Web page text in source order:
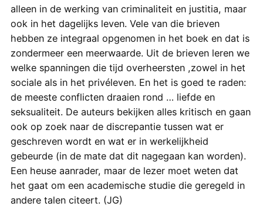
alleen in de werking van criminaliteit en justitia, maar
ook in het dagelijks leven. Vele van die brieven
hebben ze integraal opgenomen in het boek en dat is
zondermeer een meerwaarde. Uit de brieven leren we
welke spanningen die tijd overheersten ,zowel in het
sociale als in het privéleven. En het is goed te raden:
de meeste conflicten draaien rond … liefde en
seksualiteit. De auteurs bekijken alles kritisch en gaan
ook op zoek naar de discrepantie tussen wat er
geschreven wordt en wat er in werkelijkheid
gebeurde (in de mate dat dit nagegaan kan worden).
Een heuse aanrader, maar de lezer moet weten dat
het gaat om een academische studie die geregeld in
andere talen citeert. (JG)